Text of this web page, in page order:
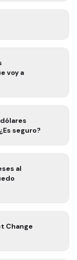
dólares
seguro?
al